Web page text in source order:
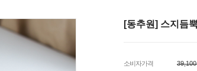
[동추원] 스지듬
소비자가격